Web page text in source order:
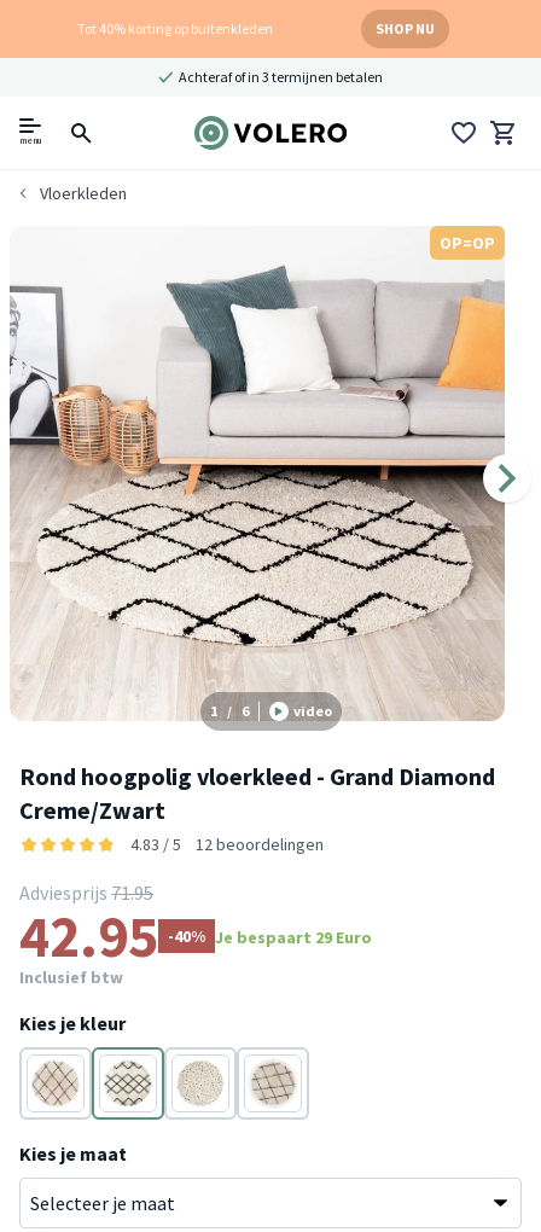
Tot 40% korting op buitenkleden SHOP NU
Achteraf of in 3 termijnen betalen
menu
Vloerkleden
OP=OP
1 / 6 video
Rond hoogpolig vloerkleed - Grand Diamond
Creme/Zwart
4.83 / 5 12 beoordelingen
Adviesprijs 71.95
42.95 -40% Je bespaart 29 Euro
Inclusief btw
Kies je kleur
Zwart/WitZwart/WitZwart/WitZwart/Wit
Kies je maat